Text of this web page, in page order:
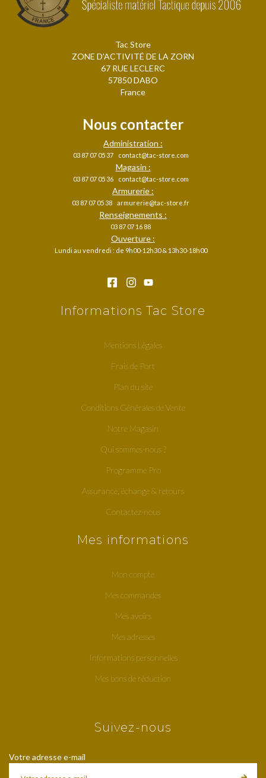
Tac Store
ZONE D'ACTIVITÉ DE LA ZORN
67 RUE LECLERC
57850 DABO
France
Nous contacter
Administration :
03 87 07 05 37 contact@tac-store.com
Magasin :
03 87 07 05 36 contact@tac-store.com
Armurerie :
03 87 07 05 38 armurerie@tac-store.fr
Renseignements :
03 87 07 16 88
Ouverture :
Lundi au vendredi : de 9h00-12h30 & 13h30-18h00
Informations Tac Store
Mentions Légales
Frais de Port
Plan du site
Conditions Générales de Vente
Notre Magasin
Qui sommes-nous ?
Programme Pro
Assurance, échange & retours
Contactez-nous
Mes informations
Mon compte
Mes commandes
Mes avoirs
Mes adresses
Informations personnelles
Mes bons de réduction
Suivez-nous
Votre adresse e-mail